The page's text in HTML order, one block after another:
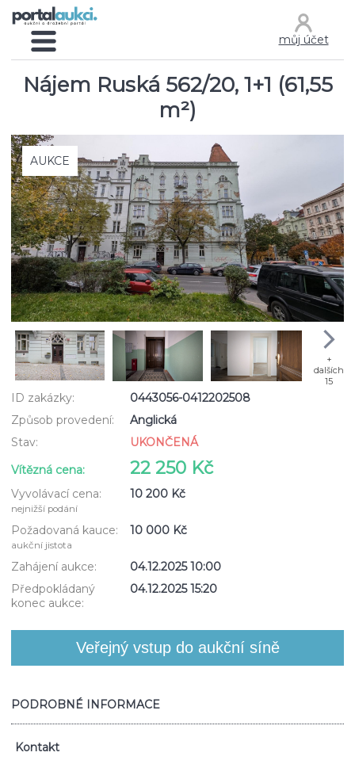
Nájem Ruská 562/20, 1+1 (61,55
m²)
AUKCE
+
dalších
15
ID zakázky:
0443056-0412202508
Způsob provedení:
Anglická
Stav:
UKONČENÁ
Vítězná cena:
22 250 Kč
Vyvolávací cena:
nejnižší podání
10 200 Kč
Požadovaná kauce:
aukční jistota
10 000 Kč
Zahájení aukce:
04.12.2025 10:00
Předpokládaný
konec aukce:
04.12.2025 15:20
PODROBNÉ INFORMACE
Kontakt
můj účet